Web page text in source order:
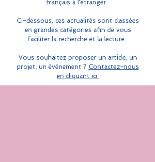
français à l'étranger.
Ci-dessous, ces actualités sont classées
en grandes catégories afin de vous
faciliter la recherche et la lecture.
Vous souhaitez proposer un article, un
projet, un événement ? Contactez-nous
en cliquant ici.